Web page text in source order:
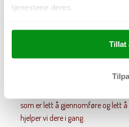
tjenestene deres.
Tillat
God innsats, jenter!
Har deres lag
som er lett å gjennomføre og lett å
hjelper vi dere i gang.